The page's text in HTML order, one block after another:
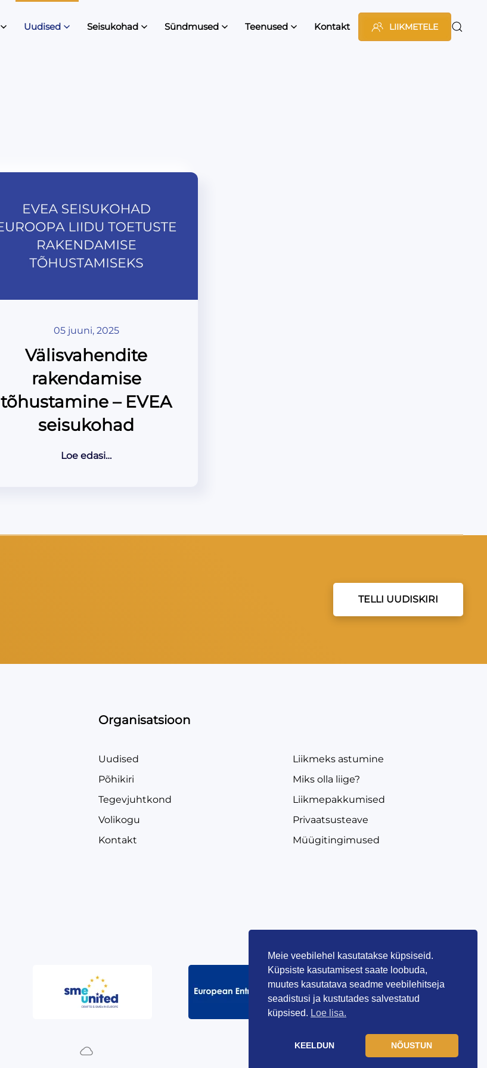
Uudised Seisukohad Sündmused Teenused Kontakt LIIKMETELE
05 juuni, 2025
Välisvahendite
rakendamise
tõhustamine – EVEA
seisukohad
Loe edasi…
TELLI UUDISKIRI
Organisatsioon
Uudised
Põhikiri
Tegevjuhtkond
Volikogu
Kontakt
Liikmeks astumine
Miks olla liige?
Liikmepakkumised
Privaatsusteave
Müügitingimused
Meie veebilehel kasutatakse küpsiseid.
Küpsiste kasutamisest saate loobuda,
muutes kasutatava seadme veebilehitseja
seadistusi ja kustutades salvestatud
küpsised. Loe lisa.
KEELDUN NÕUSTUN